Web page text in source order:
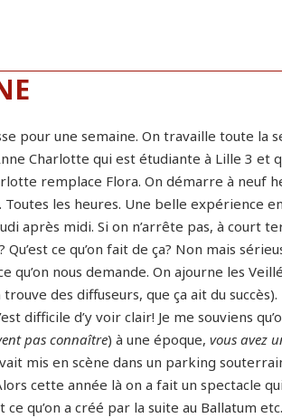
pour une semaine. On travaille toute la
Charlotte qui est étudiante à Lille 3 et
remplace Flora. On démarre à neuf
les heures. Une belle expérience
après midi. Si on n’arrête pas, à court
ce qu’on fait de ça? Non mais
qu’on nous demande. On ajourne les
des diffuseurs, que ça ait du
difficile d’y voir clair! Je me souviens
pas connaître) à une époque, vous avez
mis en scène dans un parking
cette année là on a fait un spectacle
qu’on a créé par la suite au Ballatum